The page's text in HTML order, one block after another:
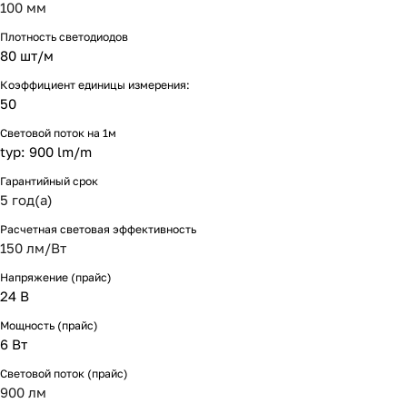
100 мм
Плотность светодиодов
80 шт/м
Коэффициент единицы измерения:
50
Световой поток на 1м
typ: 900 lm/m
Гарантийный срок
5 год(а)
Расчетная световая эффективность
150 лм/Вт
Напряжение (прайс)
24 В
Мощность (прайс)
6 Вт
Световой поток (прайс)
900 лм